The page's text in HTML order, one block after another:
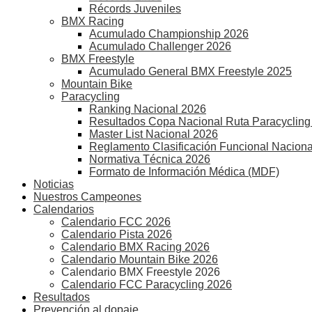
Récords Juveniles
BMX Racing
Acumulado Championship 2026
Acumulado Challenger 2026
BMX Freestyle
Acumulado General BMX Freestyle 2025
Mountain Bike
Paracycling
Ranking Nacional 2026
Resultados Copa Nacional Ruta
Master List Nacional 2026
Reglamento Clasificación Funcional Nacional
Normativa Técnica 2026
Formato de Información Médica (MDF)
Noticias
Nuestros Campeones
Calendarios
Calendario FCC 2026
Calendario Pista 2026
Calendario BMX Racing 2026
Calendario Mountain Bike 2026
Calendario BMX Freestyle 2026
Calendario FCC Paracycling 2026
Resultados
Prevención al dopaje